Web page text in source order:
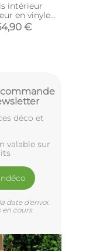
intérieur
en vinyle
portuguais
x 70 cm)
€
déco et
valable sur
date d'envoi.
cours.